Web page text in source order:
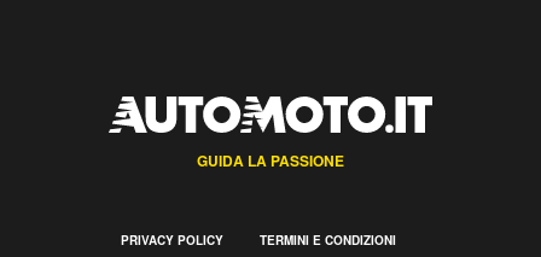
GUIDA LA PASSIONE
PRIVACY POLICY TERMINI E CONDIZIONI